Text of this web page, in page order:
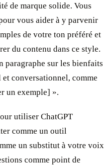
de marque solide. Vous
vous aider à y parvenir
de votre ton préféré et
du contenu dans ce style.
paragraphe sur les bienfaits
conversationnel, comme
un exemple] ».
utiliser ChatGPT
comme un outil
un substitut à votre voix
comme point de